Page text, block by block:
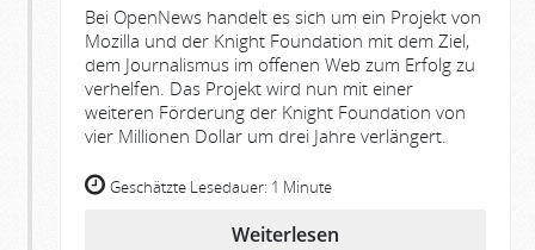
Bei OpenNews handelt es sich um ein Projekt von
Mozilla und der Knight Foundation mit dem Ziel,
dem Journalismus im offenen Web zum Erfolg zu
verhelfen. Das Projekt wird nun mit einer
weiteren Förderung der Knight Foundation von
vier Millionen Dollar um drei Jahre verlängert.
Geschätzte Lesedauer: 1 Minute
Weiterlesen